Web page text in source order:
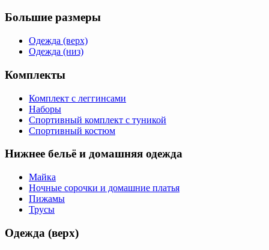
Большие размеры
Одежда (верх)
Одежда (низ)
Комплекты
Комплект с леггинсами
Наборы
Спортивный комплект с туникой
Спортивный костюм
Нижнее бельё и домашняя одежда
Майка
Ночные сорочки и домашние платья
Пижамы
Трусы
Одежда (верх)